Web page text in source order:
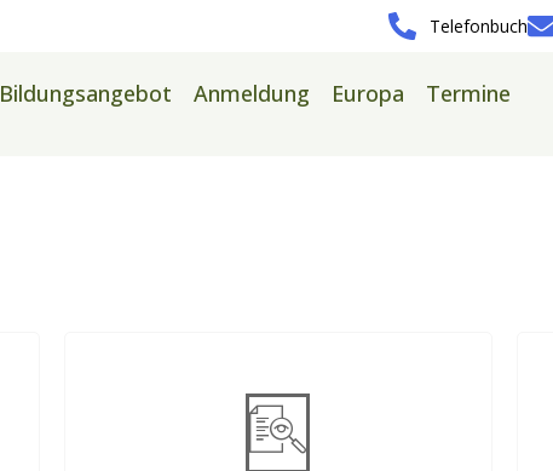
Telefonbuch
Bildungsangebot Anmeldung Europa Termine